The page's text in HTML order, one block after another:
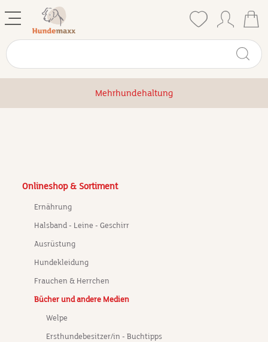
Mehrhundehaltung
Onlineshop & Sortiment
Ernährung
Halsband - Leine - Geschirr
Ausrüstung
Hundekleidung
Frauchen & Herrchen
Bücher und andere Medien
Welpe
Ersthundebesitzer/in - Buchtipps